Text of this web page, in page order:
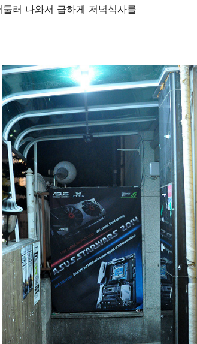
러 나와서 급하게 저녁식사를